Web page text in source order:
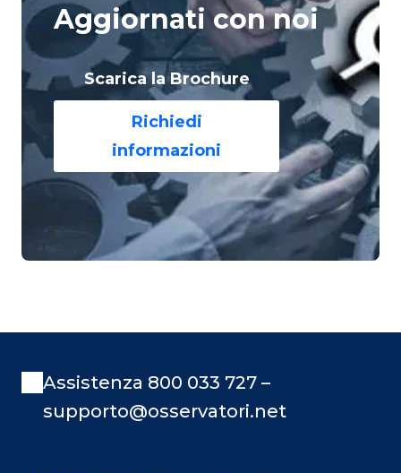
Aggiornati con noi
Scarica la Brochure
Richiedi
informazioni
Assistenza 800 033 727 –
supporto@osservatori.net